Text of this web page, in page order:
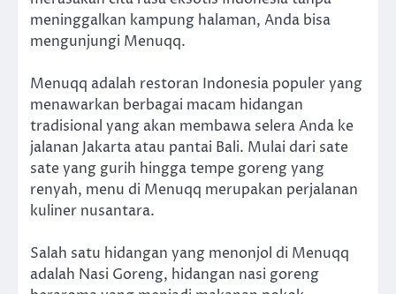
meninggalkan kampung halaman, Anda bisa
mengunjungi Menuqq.
Menuqq adalah restoran Indonesia populer yang
menawarkan berbagai macam hidangan
tradisional yang akan membawa selera Anda ke
jalanan Jakarta atau pantai Bali. Mulai dari sate
sate yang gurih hingga tempe goreng yang
renyah, menu di Menuqq merupakan perjalanan
kuliner nusantara.
Salah satu hidangan yang menonjol di Menuqq
adalah Nasi Goreng, hidangan nasi goreng